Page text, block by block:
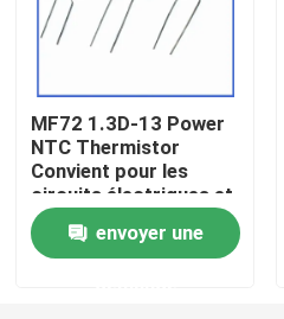
Puce de chauffage PTC
Thermistors NTC
Thermistance de SMD NTC
MF72 1.3D-13 Power
NTC Thermistor
Convient pour les
circuits électriques et
les appareils
électroménagers
Suppression du
envoyer une